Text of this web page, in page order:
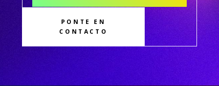
PONTE EN
CONTACTO